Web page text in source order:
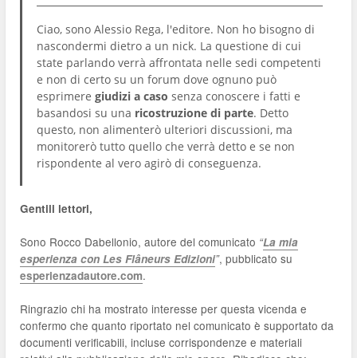
Ciao, sono Alessio Rega, l'editore. Non ho bisogno di
nascondermi dietro a un nick. La questione di cui
state parlando verrà affrontata nelle sedi competenti
e non di certo su un forum dove ognuno può
esprimere giudizi a caso senza conoscere i fatti e
basandosi su una ricostruzione di parte. Detto
questo, non alimenterò ulteriori discussioni, ma
monitorerò tutto quello che verrà detto e se non
rispondente al vero agirò di conseguenza.
Gentili lettori,
Sono Rocco Dabellonio, autore del comunicato “La mia
esperienza con Les Flâneurs Edizioni”, pubblicato su
esperienzadautore.com.
Ringrazio chi ha mostrato interesse per questa vicenda e
confermo che quanto riportato nel comunicato è supportato da
documenti verificabili, incluse corrispondenze e materiali